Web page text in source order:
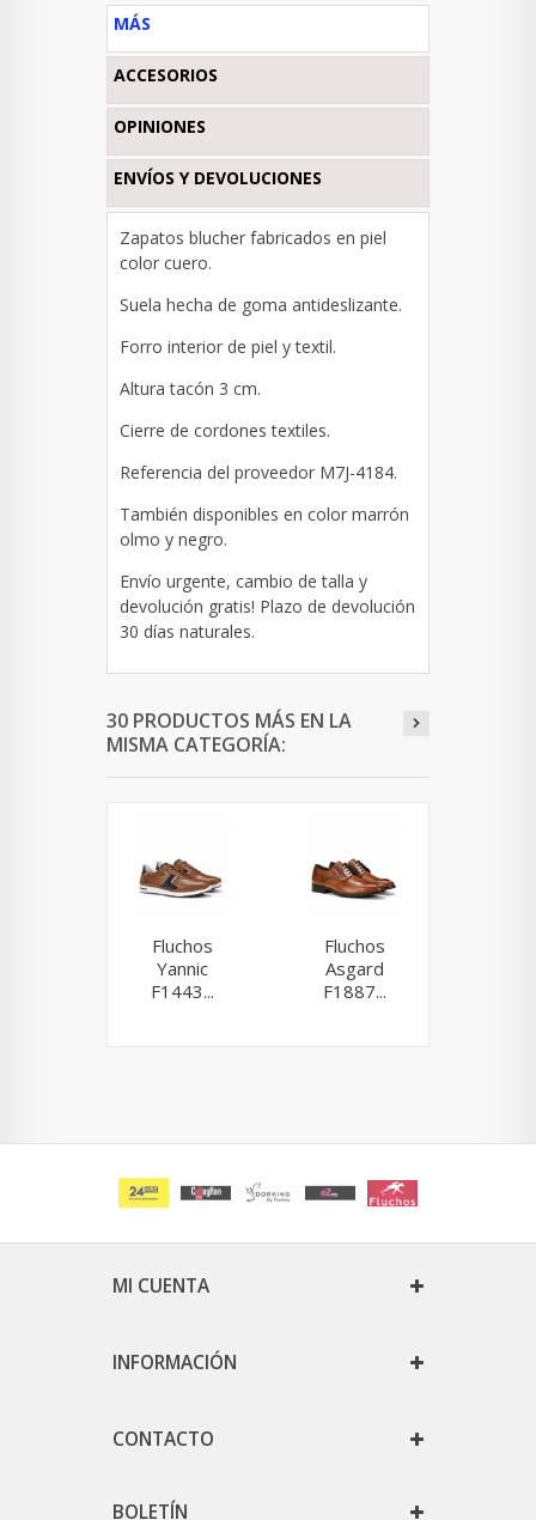
MÁS
ACCESORIOS
OPINIONES
ENVÍOS Y DEVOLUCIONES
Zapatos blucher fabricados en piel
color cuero.
Suela hecha de goma antideslizante.
Forro interior de piel y textil.
Altura tacón 3 cm.
Cierre de cordones textiles.
Referencia del proveedor M7J-4184.
También disponibles en color marrón
olmo y negro.
Envío urgente, cambio de talla y
devolución gratis! Plazo de devolución
30 días naturales.
30 PRODUCTOS MÁS EN LA
MISMA CATEGORÍA:
Fluchos
Yannic
F1443...
Fluchos
Asgard
F1887...
MI CUENTA
INFORMACIÓN
CONTACTO
BOLETÍN